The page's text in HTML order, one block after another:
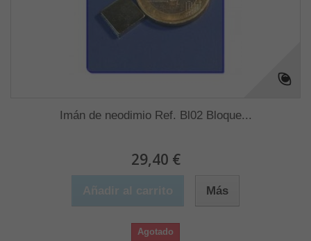
Imán de neodimio Ref. Bl02 Bloque...
29,40 €
Más
Agotado